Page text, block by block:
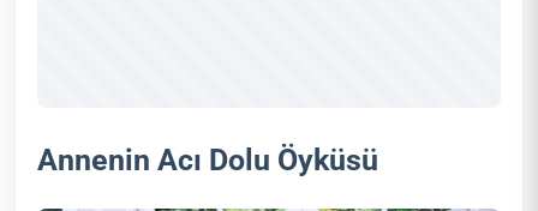
Annenin Acı Dolu Öyküsü